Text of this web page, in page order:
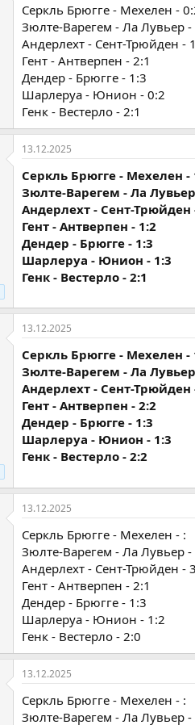
Серкль Брюгге - Мехелен -
Зюлте-Варегем - Ла Лувьер -
Андерлехт - Сент-Трюйден -
Гент - Антверпен - 2:1
Дендер - Брюгге - 1:3
Шарлеруа - Юнион - 0:2
Генк - Вестерло - 2:1
13.12.2025
Серкль Брюгге - Мехелен -
Зюлте-Варегем - Ла Лувьер
Андерлехт - Сент-Трюйден
Гент - Антверпен - 1:2
Дендер - Брюгге - 1:3
Шарлеруа - Юнион - 1:3
Генк - Вестерло - 2:1
13.12.2025
Серкль Брюгге - Мехелен -
Зюлте-Варегем - Ла Лувьер
Андерлехт - Сент-Трюйден
Гент - Антверпен - 2:2
Дендер - Брюгге - 1:3
Шарлеруа - Юнион - 1:3
Генк - Вестерло - 2:2
13.12.2025
Серкль Брюгге - Мехелен - :
Зюлте-Варегем - Ла Лувьер -
Андерлехт - Сент-Трюйден -
Гент - Антверпен - 2:1
Дендер - Брюгге - 1:3
Шарлеруа - Юнион - 1:2
Генк - Вестерло - 2:0
13.12.2025
Серкль Брюгге - Мехелен - :
Зюлте-Варегем - Ла Лувьер -